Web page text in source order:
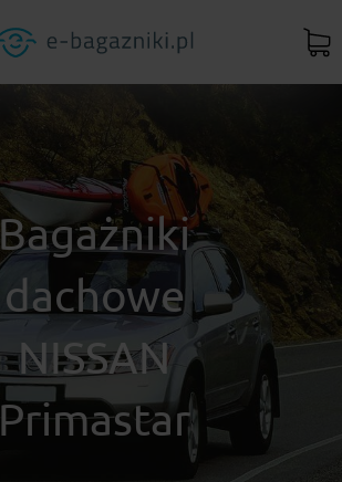
Bagażniki
dachowe
NISSAN
Primastar